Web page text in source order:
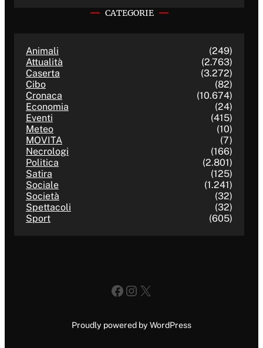
CATEGORIE
Animali
(249)
Attualità
(2.763)
Caserta
(3.272)
Cibo
(82)
Cronaca
(10.674)
Economia
(24)
Eventi
(415)
Meteo
(10)
MOVITA
(7)
Necrologi
(166)
Politica
(2.801)
Satira
(125)
Sociale
(1.241)
Società
(32)
Spettacoli
(32)
Sport
(605)
Facebook
Instagram
X
Proudly powered by WordPress